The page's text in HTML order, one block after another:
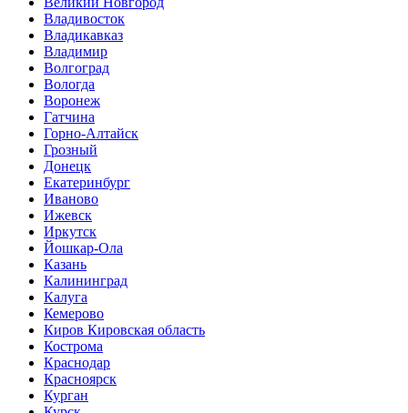
Владивосток
Владикавказ
Владимир
Волгоград
Вологда
Воронеж
Гатчина
Горно-Алтайск
Грозный
Донецк
Екатеринбург
Иваново
Ижевск
Иркутск
Йошкар-Ола
Казань
Калининград
Калуга
Кемерово
Киров Кировская область
Кострома
Краснодар
Красноярск
Курган